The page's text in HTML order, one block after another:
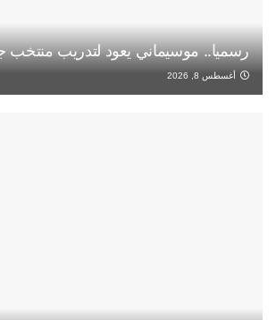
رسميا.. موسيماني يعود لتدريب منتخب
أغسطس 8, 2026